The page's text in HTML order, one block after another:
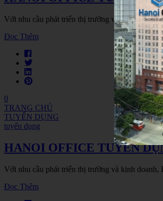
Với nhu cầu phát triển thị trường và kinh
Đọc Thêm
0
TRANG CHỦ
TUYỂN DỤNG
tuyển dụng
HANOI OFFICE TUYỂN
Với nhu cầu phát triển thị trường và kinh
Đọc Thêm